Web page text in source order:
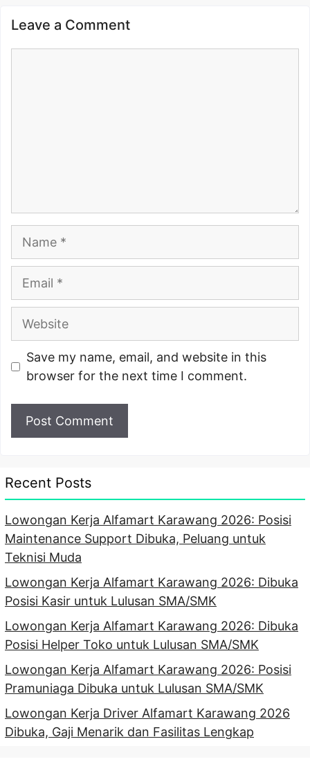
Leave a Comment
Name
Email
Website
Save my name, email, and website in this
browser for the next time I comment.
Recent Posts
Lowongan Kerja Alfamart Karawang 2026: Posisi
Maintenance Support Dibuka, Peluang untuk
Teknisi Muda
Lowongan Kerja Alfamart Karawang 2026: Dibuka
Posisi Kasir untuk Lulusan SMA/SMK
Lowongan Kerja Alfamart Karawang 2026: Dibuka
Posisi Helper Toko untuk Lulusan SMA/SMK
Lowongan Kerja Alfamart Karawang 2026: Posisi
Pramuniaga Dibuka untuk Lulusan SMA/SMK
Lowongan Kerja Driver Alfamart Karawang 2026
Dibuka, Gaji Menarik dan Fasilitas Lengkap